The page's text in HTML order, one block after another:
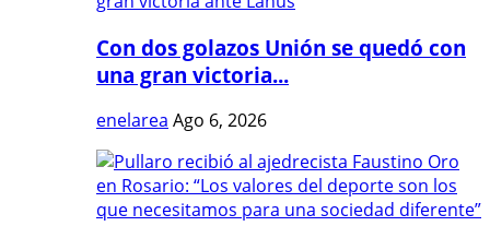
Con dos golazos Unión se quedó con
una gran victoria...
enelarea Ago 6, 2026